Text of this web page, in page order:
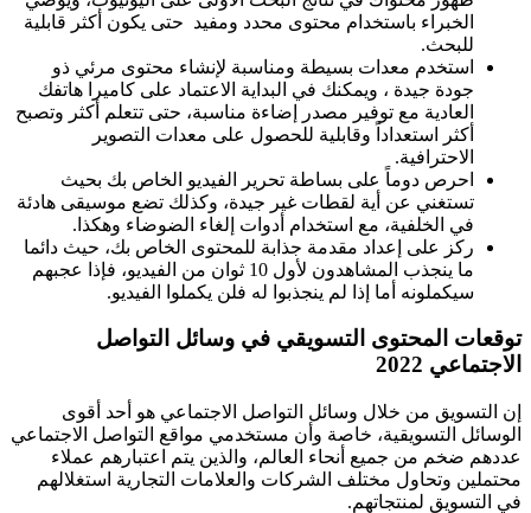
الخبراء باستخدام محتوى محدد ومفيد حتى يكون أكثر قابلية
للبحث.
استخدم معدات بسيطة ومناسبة لإنشاء محتوى مرئي ذو
جودة جيدة ، ويمكنك في البداية الاعتماد على كاميرا هاتفك
العادية مع توفير مصدر إضاءة مناسبة، حتى تتعلم أكثر وتصبح
أكثر استعداداً وقابلية للحصول على معدات التصوير
الاحترافية.
احرص دوماً على بساطة تحرير الفيديو الخاص بك بحيث
تستغني عن أية لقطات غير جيدة، وكذلك تضع موسيقى هادئة
في الخلفية، مع استخدام أدوات إلغاء الضوضاء وهكذا.
ركز على إعداد مقدمة جذابة للمحتوى الخاص بك، حيث دائما
ما ينجذب المشاهدون لأول 10 ثوان من الفيديو، فإذا عجبهم
سيكملونه أما إذا لم ينجذبوا له فلن يكملوا الفيديو.
توقعات المحتوى التسويقي في وسائل التواصل
الاجتماعي 2022
إن التسويق من خلال وسائل التواصل الاجتماعي هو أحد أقوى
الوسائل التسويقية، خاصة وأن مستخدمي مواقع التواصل الاجتماعي
عددهم ضخم من جميع أنحاء العالم، والذين يتم اعتبارهم عملاء
محتملين وتحاول مختلف الشركات والعلامات التجارية استغلالهم
في التسويق لمنتجاتهم.